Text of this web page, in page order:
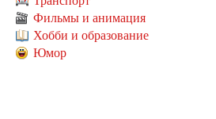
Фильмы и анимация
Хобби и образование
Юмор